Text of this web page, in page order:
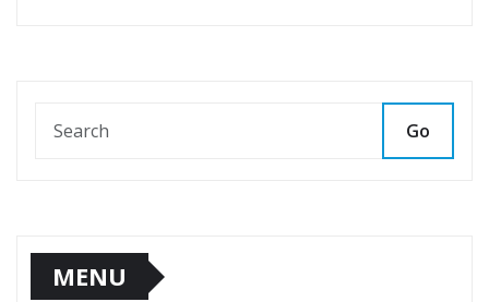
Go
MENU